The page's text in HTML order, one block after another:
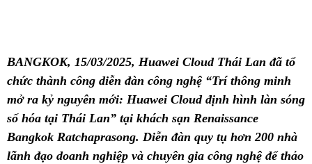
BANGKOK, 15/03/2025, Huawei Cloud Thái Lan đã tổ
chức thành công diễn đàn công nghệ “Trí thông minh
mở ra kỷ nguyên mới: Huawei Cloud định hình làn sóng
số hóa tại Thái Lan” tại khách sạn Renaissance
Bangkok Ratchaprasong. Diễn đàn quy tụ hơn 200 nhà
lãnh đạo doanh nghiệp và chuyên gia công nghệ để thảo